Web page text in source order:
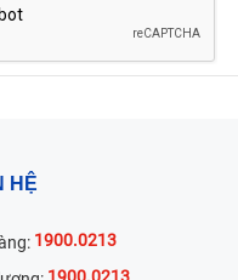
HỆ
1900.0213